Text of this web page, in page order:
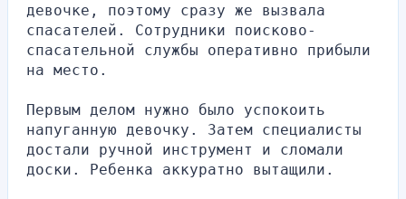
девочке, поэтому сразу же вызвала
спасателей. Сотрудники поисково-
спасательной службы оперативно прибыли
на место.
Первым делом нужно было успокоить
напуганную девочку. Затем специалисты
достали ручной инструмент и сломали
доски. Ребенка аккуратно вытащили.